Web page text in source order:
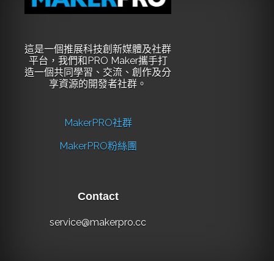
這是一個推展科技創新媒體及社群
平台，我們和PRO Maker攜手打
造一個共同學習、交流、創作及分
享資源的開發者社群。
MakerPRO社群
MakerPRO粉絲團
Contact
service@makerpro.cc